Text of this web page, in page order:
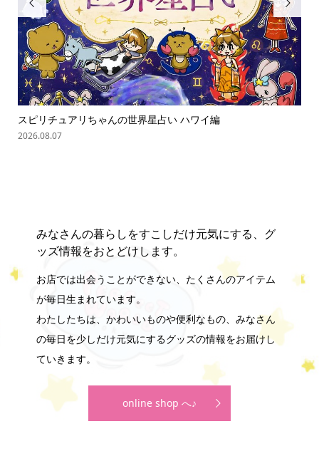

スピリチュアリちゃんの世界星占い ハワイ編
2026.08.07

みなさんの暮らしをすこしだけ元気にする、グ
ッズ情報をおとどけします。
お店では出会うことができない、たくさんのアイテム
が毎日生まれています。
わたしたちは、かわいいものや便利なもの、みなさん
の毎日を少しだけ元気にするグッズの情報をお届けし
ていきます。
online shop へ♪